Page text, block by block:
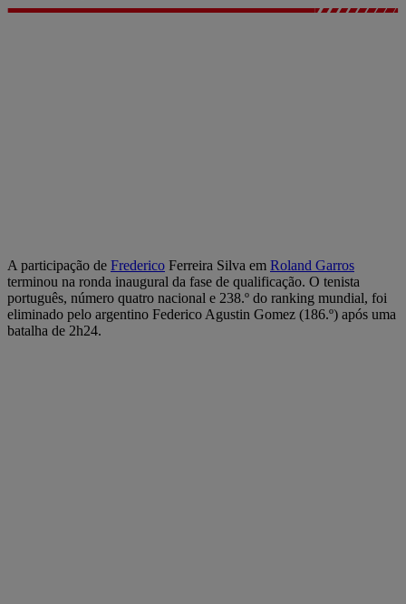
A participação de Frederico Ferreira Silva em Roland Garros
terminou na ronda inaugural da fase de qualificação. O tenista
português, número quatro nacional e 238.º do ranking mundial, foi
eliminado pelo argentino Federico Agustin Gomez (186.º) após uma
batalha de 2h24.